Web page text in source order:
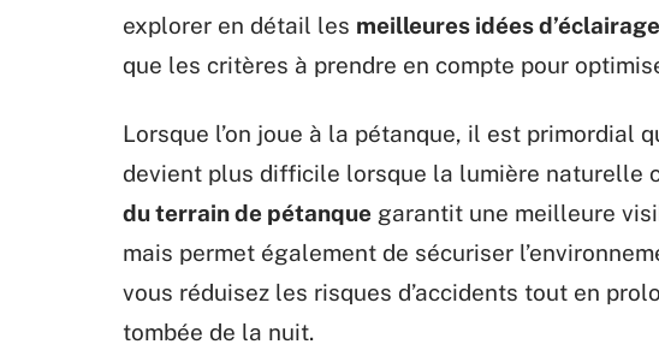
explorer en détail les meilleures idées d’éclairage
que les critères à prendre en compte pour
Lorsque l’on joue à la pétanque, il est primordial
devient plus difficile lorsque la lumière naturelle
du terrain de pétanque garantit une meilleure
mais permet également de sécuriser
vous réduisez les risques d’accidents tout en
tombée de la nuit.